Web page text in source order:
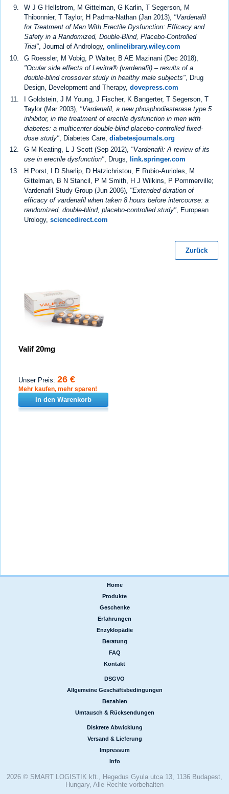
W J G Hellstrom, M Gittelman, G Karlin, T Segerson, M
Thibonnier, T Taylor, H Padma-Nathan (Jan 2013), "Vardenafil
for Treatment of Men With Erectile Dysfunction: Efficacy and
Safety in a Randomized, Double-Blind, Placebo-Controlled
Trial" , Journal of Andrology, onlinelibrary.wiley.com
G Roessler, M Vobig, P Walter, B AE Mazinani (Dec 2018),
"Ocular side effects of Levitra® (vardenafil) – results of a
double-blind crossover study in healthy male subjects" , Drug
Design, Development and Therapy, dovepress.com
I Goldstein, J M Young, J Fischer, K Bangerter, T Segerson, T
Taylor (Mar 2003), "Vardenafil, a new phosphodiesterase type 5
inhibitor, in the treatment of erectile dysfunction in men with
diabetes: a multicenter double-blind placebo-controlled fixed-
dose study" , Diabetes Care, diabetesjournals.org
G M Keating, L J Scott (Sep 2012), "Vardenafil: A review of its
use in erectile dysfunction", Drugs, link.springer.com
H Porst, I D Sharlip, D Hatzichristou, E Rubio-Aurioles, M
Gittelman, B N Stancil, P M Smith, H J Wilkins, P Pommerville;
Vardenafil Study Group (Jun 2006), "Extended duration of
efficacy of vardenafil when taken 8 hours before intercourse: a
randomized, double-blind, placebo-controlled study", European
Urology, sciencedirect.com
Zurück
Valif 20mg
Unser Preis: 26 €
Mehr kaufen, mehr sparen!
In den Warenkorb
Home
Produkte
Geschenke
Erfahrungen
Enzyklopädie
Beratung
FAQ
Kontakt
DSGVO
Allgemeine Geschäftsbedingungen
Bezahlen
Umtausch & Rücksendungen
Diskrete Abwicklung
Versand & Lieferung
Impressum
Info
2026 © SMART LOGISTIK kft., Hegedus Gyula utca 13, 1136 Budapest,
Hungary, Alle Rechte vorbehalten